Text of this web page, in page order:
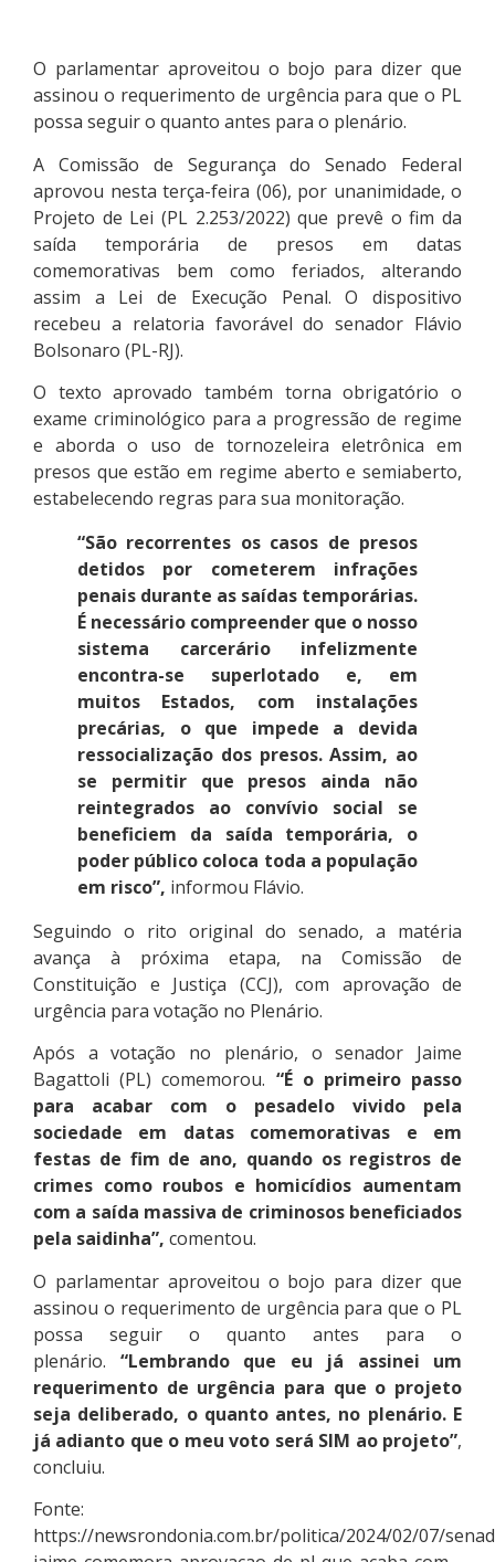
O parlamentar aproveitou o bojo para dizer que
assinou o requerimento de urgência para que o PL
possa seguir o quanto antes para o plenário.
A Comissão de Segurança do Senado Federal
aprovou nesta terça-feira (06), por unanimidade, o
Projeto de Lei (PL 2.253/2022) que prevê o fim da
saída temporária de presos em datas
comemorativas bem como feriados, alterando
assim a Lei de Execução Penal. O dispositivo
recebeu a relatoria favorável do senador Flávio
Bolsonaro (PL-RJ).
O texto aprovado também torna obrigatório o
exame criminológico para a progressão de regime
e aborda o uso de tornozeleira eletrônica em
presos que estão em regime aberto e semiaberto,
estabelecendo regras para sua monitoração.
“São recorrentes os casos de presos
detidos por cometerem infrações
penais durante as saídas temporárias.
É necessário compreender que o nosso
sistema carcerário infelizmente
encontra-se superlotado e, em
muitos Estados, com instalações
precárias, o que impede a devida
ressocialização dos presos. Assim, ao
se permitir que presos ainda não
reintegrados ao convívio social se
beneficiem da saída temporária, o
poder público coloca toda a população
em risco”, informou Flávio.
Seguindo o rito original do senado, a matéria
avança à próxima etapa, na Comissão de
Constituição e Justiça (CCJ), com aprovação de
urgência para votação no Plenário.
Após a votação no plenário, o senador Jaime
Bagattoli (PL) comemorou. “É o primeiro passo
para acabar com o pesadelo vivido pela
sociedade em datas comemorativas e em
festas de fim de ano, quando os registros de
crimes como roubos e homicídios aumentam
com a saída massiva de criminosos beneficiados
pela saidinha”, comentou.
O parlamentar aproveitou o bojo para dizer que
assinou o requerimento de urgência para que o PL
possa seguir o quanto antes para o
plenário. “Lembrando que eu já assinei um
requerimento de urgência para que o projeto
seja deliberado, o quanto antes, no plenário. E
já adianto que o meu voto será SIM ao projeto”,
concluiu.
Fonte:
https://newsrondonia.com.br/politica/2024/02/07/